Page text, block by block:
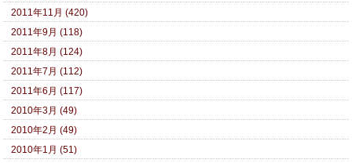
2011年11月 (420)
2011年9月 (118)
2011年8月 (124)
2011年7月 (112)
2011年6月 (117)
2010年3月 (49)
2010年2月 (49)
2010年1月 (51)